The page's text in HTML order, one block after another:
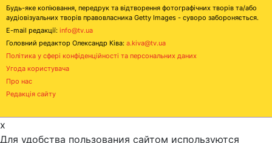
Будь-яке копіювання, передрук та відтворення фотографічних творів та/або
аудіовізуальних творів правовласника Getty Images - суворо забороняється.
E-mail редакції: info@tv.ua
Головний редактор Олександр Ківа: a.kiva@tv.ua
Політика у сфері конфіденційності та персональних даних
Угода користувача
Про нас
Редакція сайту
x
Для удобства пользования сайтом используются